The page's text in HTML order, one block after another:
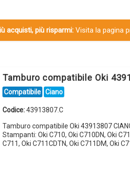
acquisti, più risparmi:Visita la pagina
Tamburo compatibile Oki
Compatibile Ciano
Codice:43913807.C
Tamburo compatibile Oki 43913807
Stampanti: Oki C710, Oki C710DN, Oki
C711, Oki C711CDTN, Oki C711DM, Oki